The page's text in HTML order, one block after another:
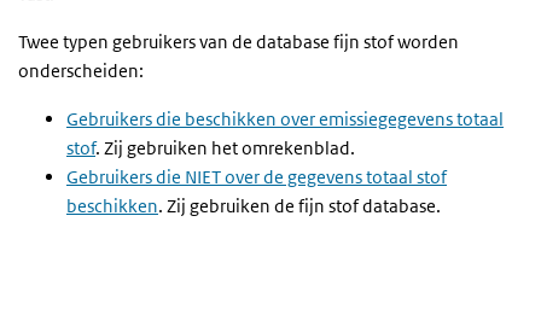
Twee typen gebruikers van de database fijn stof worden
onderscheiden:
Gebruikers die beschikken over emissiegegevens totaal
stof. Zij gebruiken het omrekenblad.
Gebruikers die NIET over de gegevens totaal stof
beschikken. Zij gebruiken de fijn stof database.